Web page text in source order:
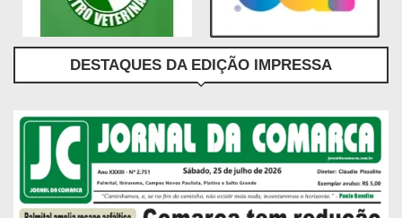
DESTAQUES DA EDIÇÃO IMPRESSA